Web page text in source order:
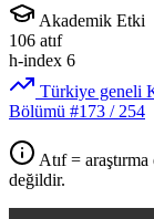
Akademik Etki
106 atıf
h-index 6
Türkiye geneli
Bölümü #173 / 254
Atıf =
değildir.